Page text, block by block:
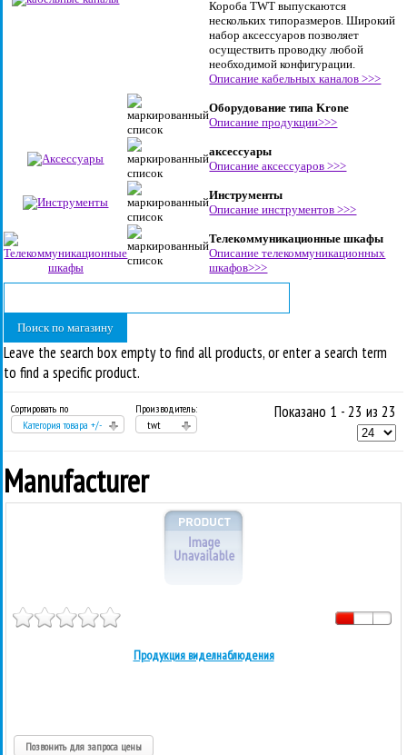
Короба TWT выпускаются
нескольких типоразмеров. Широкий
набор аксессуаров позволяет
осуществить проводку любой
необходимой конфигурации.
Описание кабельных каналов >>>
Оборудование типа Krone
Описание продукции>>>
аксессуары
Описание аксессуаров >>>
Инструменты
Описание инструментов >>>
Телекоммуникационные шкафы
Описание телекоммуникационных
шкафов>>>
Leave the search box empty to find all products, or enter a search term
to find a specific product.
Сортировать по
Категория товара +/-
Производитель:
twt
Показано 1 - 23 из 23
Manufacturer
Продукция виделнаблюдения
Позвонить для запроса цены